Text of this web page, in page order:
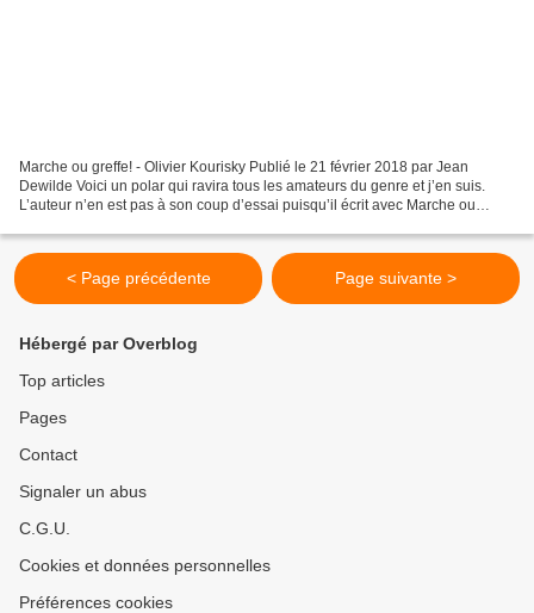
Marche ou greffe! - Olivier Kourisky Publié le 21 février 2018 par Jean
Dewilde Voici un polar qui ravira tous les amateurs du genre et j’en suis.
L’auteur n’en est pas à son coup d’essai puisqu’il écrit avec Marche ou
< Page précédente Page suivante >
Hébergé par Overblog
Top articles
Pages
Contact
Signaler un abus
C.G.U.
Cookies et données personnelles
Préférences cookies